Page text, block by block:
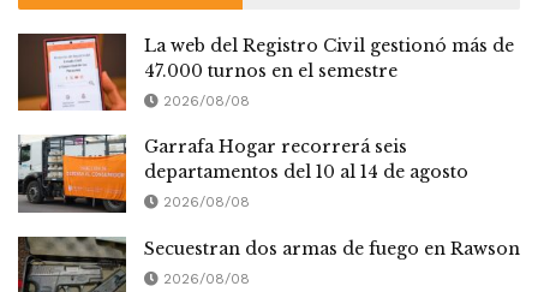
La web del Registro Civil gestionó más de
47.000 turnos en el semestre
2026/08/08
Garrafa Hogar recorrerá seis
departamentos del 10 al 14 de agosto
2026/08/08
Secuestran dos armas de fuego en Rawson
2026/08/08